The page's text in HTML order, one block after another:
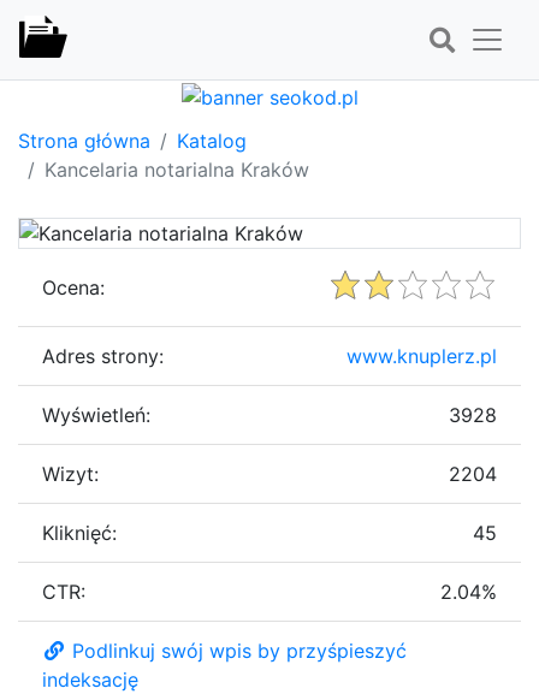
Strona główna
Katalog
Kancelaria notarialna Kraków
Ocena:
Adres strony: www.knuplerz.pl
Wyświetleń: 3928
Wizyt: 2204
Kliknięć: 45
CTR: 2.04%
Podlinkuj swój wpis by przyśpieszyć
indeksację